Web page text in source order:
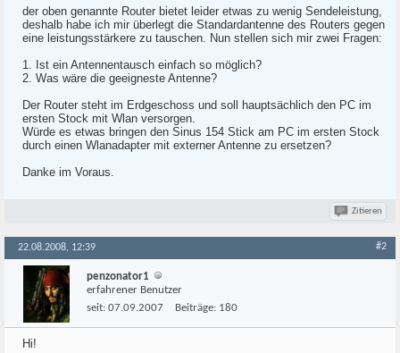
der oben genannte Router bietet leider etwas zu wenig Sendeleistung,
deshalb habe ich mir überlegt die Standardantenne des Routers gegen
eine leistungsstärkere zu tauschen. Nun stellen sich mir zwei Fragen:
1. Ist ein Antennentausch einfach so möglich?
2. Was wäre die geeigneste Antenne?
Der Router steht im Erdgeschoss und soll hauptsächlich den PC im
ersten Stock mit Wlan versorgen.
Würde es etwas bringen den Sinus 154 Stick am PC im ersten Stock
durch einen Wlanadapter mit externer Antenne zu ersetzen?
Danke im Voraus.
Zitieren
22.08.2008, 12:39 #2
penzonator1
erfahrener Benutzer
seit: 07.09.2007 Beiträge: 180
Hi!